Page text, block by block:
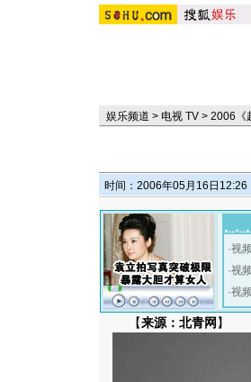
娱乐频道 > 电视 TV > 2006《
时间：2006年05月16日12:26
·视
·视
·视
【来源：北青网 】